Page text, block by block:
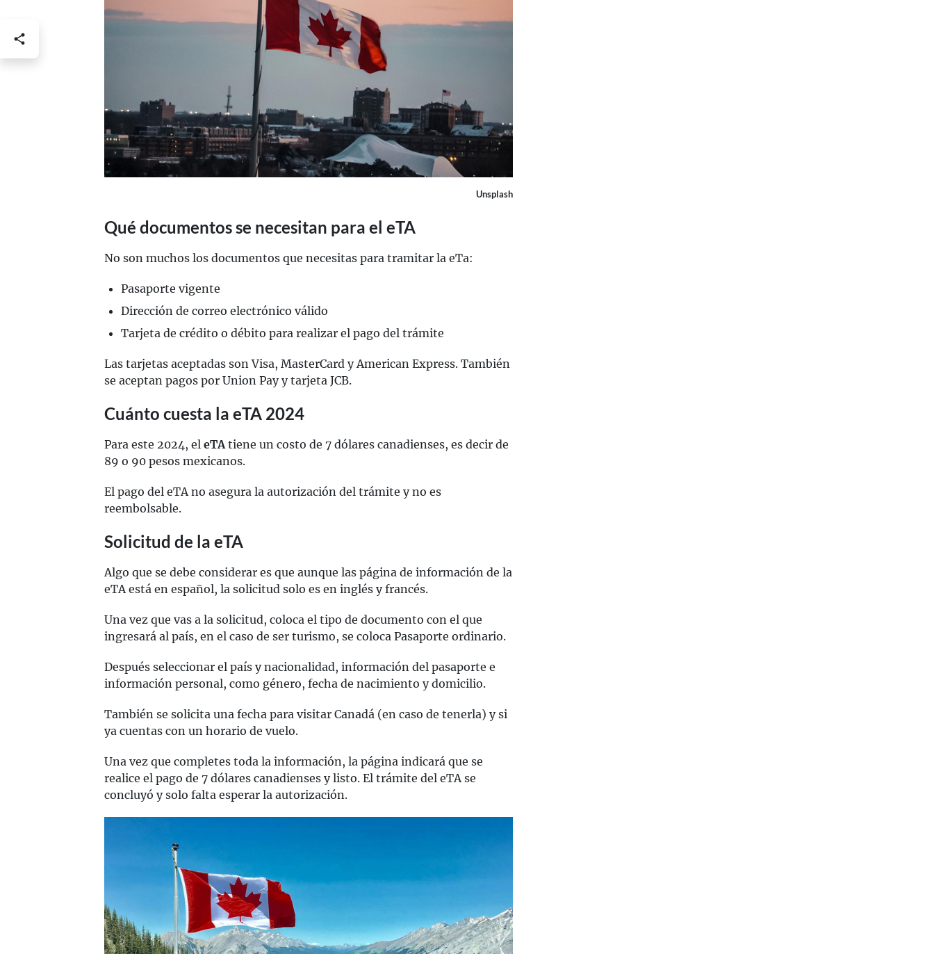
Unsplash
Qué documentos se necesitan para el eTA
No son muchos los documentos que necesitas para tramitar la eTa:
Pasaporte vigente
Dirección de correo electrónico válido
Tarjeta de crédito o débito para realizar el pago del trámite
Las tarjetas aceptadas son Visa, MasterCard y American Express. También
se aceptan pagos por Union Pay y tarjeta JCB.
Cuánto cuesta la eTA 2024
Para este 2024, el eTA tiene un costo de 7 dólares canadienses, es decir de
89 o 90 pesos mexicanos.
El pago del eTA no asegura la autorización del trámite y no es
reembolsable.
Solicitud de la eTA
Algo que se debe considerar es que aunque las página de información de la
eTA está en español, la solicitud solo es en inglés y francés.
Una vez que vas a la solicitud, coloca el tipo de documento con el que
ingresará al país, en el caso de ser turismo, se coloca Pasaporte ordinario.
Después seleccionar el país y nacionalidad, información del pasaporte e
información personal, como género, fecha de nacimiento y domicilio.
También se solicita una fecha para visitar Canadá (en caso de tenerla) y si
ya cuentas con un horario de vuelo.
Una vez que completes toda la información, la página indicará que se
realice el pago de 7 dólares canadienses y listo. El trámite del eTA se
concluyó y solo falta esperar la autorización.